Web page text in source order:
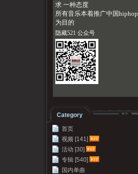
求 一种态度
所有音乐本着推广中国hiphop
为目的
隐藏521 公众号
Category
首页
视频 [141]
活动 [30]
专辑 [540]
国内单曲